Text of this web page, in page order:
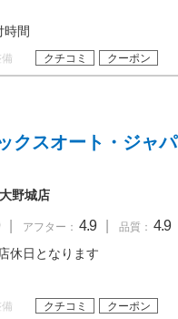
間
クチコミ クーポン
クスオート・ジャパ
野城店
アフター： 4.9 品質： 4.9
休日となります
クチコミ クーポン